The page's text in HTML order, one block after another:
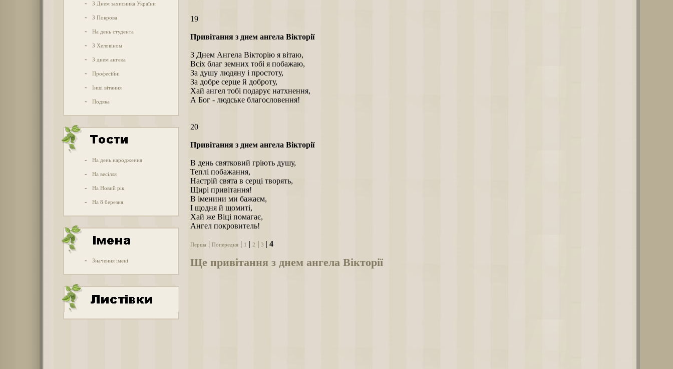
- З Днем захисника України
- З Покрова
- На день студента
- З Хеловіном
- З днем ангела
- Професійні
- Інші вітання
- Подяка
- На день народження
- На весілля
- На Новий рік
- На 8 березня
- Значення імені
19
Привітання з днем ангела Вікторії
З Днем Ангела Вікторію я вітаю,
Всіх благ земних тобі я побажаю,
За душу людяну і простоту,
За добре серце й доброту,
Хай ангел тобі подарує натхнення,
А Бог - людське благословення!
20
Привітання з днем ангела Вікторії
В день святковий гріють душу,
Теплі побажання,
Настрій свята в серці творять,
Щирі привітання!
В іменини ми бажаєм,
І щодня й щомиті,
Хай же Віці помагає,
Ангел покровитель!
Перша Попередня 1 2 3 4
Ще привітання з днем ангела Вікторії